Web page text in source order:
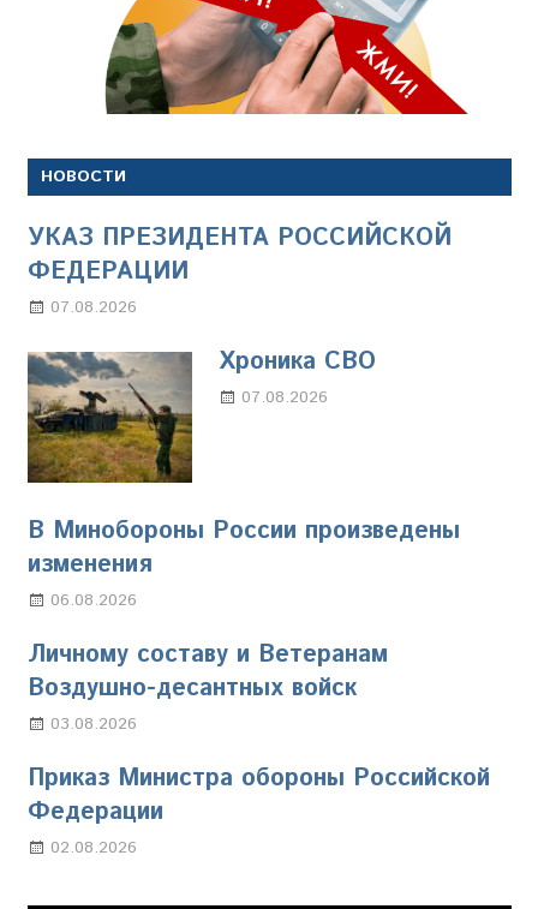
НОВОСТИ
УКАЗ ПРЕЗИДЕНТА РОССИЙСКОЙ
ФЕДЕРАЦИИ
07.08.2026
Хроника СВО
07.08.2026
В Минобороны России произведены
изменения
06.08.2026
Личному составу и Ветеранам
Воздушно-десантных войск
03.08.2026
Приказ Министра обороны Российской
Федерации
02.08.2026